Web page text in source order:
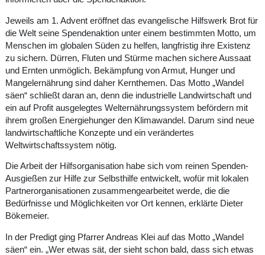
Jeweils am 1. Advent eröffnet das evangelische Hilfswerk Brot für
die Welt seine Spendenaktion unter einem bestimmten Motto, um
Menschen im globalen Süden zu helfen, langfristig ihre Existenz
zu sichern. Dürren, Fluten und Stürme machen sichere Aussaat
und Ernten unmöglich. Bekämpfung von Armut, Hunger und
Mangelernährung sind daher Kernthemen. Das Motto „Wandel
säen“ schließt daran an, denn die industrielle Landwirtschaft und
ein auf Profit ausgelegtes Welternährungssystem befördern mit
ihrem großen Energiehunger den Klimawandel. Darum sind neue
landwirtschaftliche Konzepte und ein verändertes
Weltwirtschaftssystem nötig.
Die Arbeit der Hilfsorganisation habe sich vom reinen Spenden-
Ausgießen zur Hilfe zur Selbsthilfe entwickelt, wofür mit lokalen
Partnerorganisationen zusammengearbeitet werde, die die
Bedürfnisse und Möglichkeiten vor Ort kennen, erklärte Dieter
Bökemeier.
In der Predigt ging Pfarrer Andreas Klei auf das Motto „Wandel
säen“ ein. „Wer etwas sät, der sieht schon bald, dass sich etwas